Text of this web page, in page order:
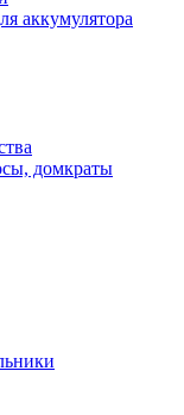
аккумулятора
домкраты